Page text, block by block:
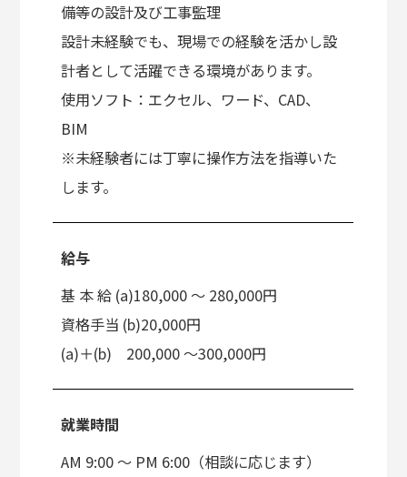
備等の設計及び工事監理
設計未経験でも、現場での経験を活かし設
計者として活躍できる環境があります。
使用ソフト：エクセル、ワード、CAD、
BIM
※未経験者には丁寧に操作方法を指導いた
します。
給与
基 本 給 (a)180,000 〜 280,000円
資格手当 (b)20,000円
(a)＋(b) 200,000 ～300,000円
就業時間
AM 9:00 ～ PM 6:00（相談に応じます）